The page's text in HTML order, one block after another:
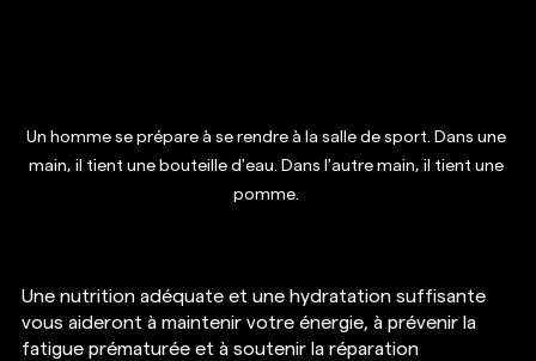
Un homme se prépare à se rendre à la salle de sport. Dans une
main, il tient une bouteille d'eau. Dans l'autre main, il tient une
pomme.
Une nutrition adéquate et une hydratation suffisante
vous aideront à maintenir votre énergie, à prévenir la
fatigue prématurée et à soutenir la réparation